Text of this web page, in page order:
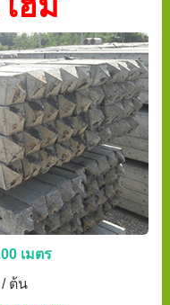
เมตร
ต้น